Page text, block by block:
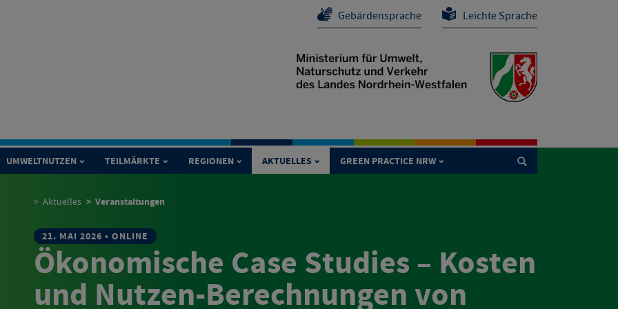
Gebärdensprache Leichte Sprache
UMWELTNUTZEN TEILMÄRKTE REGIONEN AKTUELLES GREEN PRACTICE NRW 
Aktuelles Veranstaltungen
21. MAI 2026 • ONLINE
Ökonomische Case Studies – Kosten
und Nutzen-Berechnungen von